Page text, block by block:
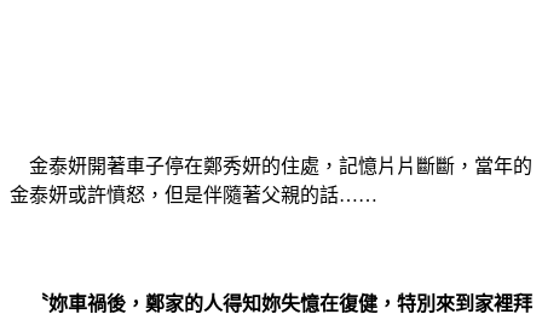
金泰妍開著車子停在鄭秀妍的住處，記憶片片斷斷，當年的
金泰妍或許憤怒，但是伴隨著父親的話……
〝妳車禍後，鄭家的人得知妳失憶在復健，特別來到家裡拜